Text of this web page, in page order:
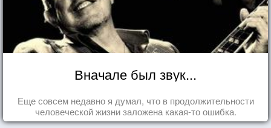
Вначале был звук...
Еще совсем недавно я думал, что в продолжительности
человеческой жизни заложена какая-то ошибка.